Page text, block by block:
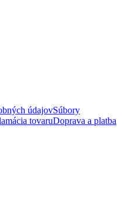
údajovSúbory
tovaruDoprava a platba